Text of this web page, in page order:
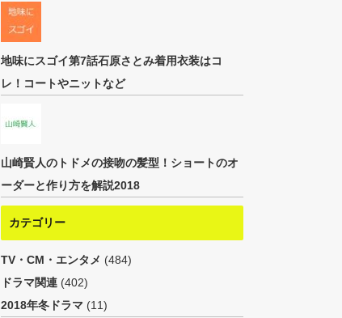
地味にスゴイ第7話石原さとみ着用衣装はコ
レ！コートやニットなど
山崎賢人のトドメの接吻の髪型！ショートのオ
ーダーと作り方を解説2018
カテゴリー
TV・CM・エンタメ (484)
ドラマ関連 (402)
2018年冬ドラマ (11)